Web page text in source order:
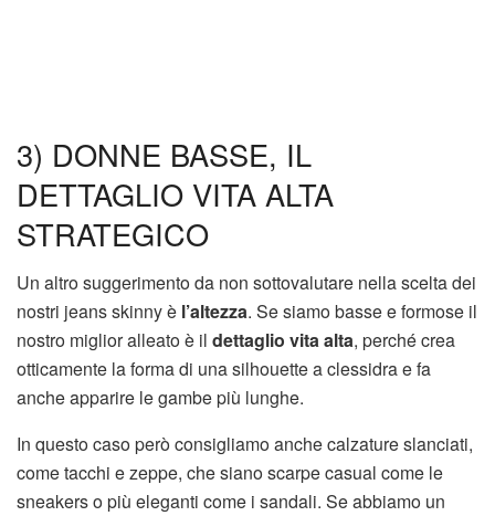
3) DONNE BASSE, IL
DETTAGLIO VITA ALTA
STRATEGICO
Un altro suggerimento da non sottovalutare nella scelta dei
nostri jeans skinny è l’altezza. Se siamo basse e formose il
nostro miglior alleato è il dettaglio vita alta, perché crea
otticamente la forma di una silhouette a clessidra e fa
anche apparire le gambe più lunghe.
In questo caso però consigliamo anche calzature slanciati,
come tacchi e zeppe, che siano scarpe casual come le
sneakers o più eleganti come i sandali. Se abbiamo un